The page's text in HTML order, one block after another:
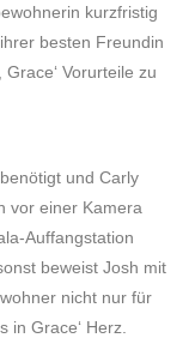
kurzfristig
besten Freundin
Vorurteile zu
und Carly
vor einer Kamera
Auffangstation
beweist Josh mit
nicht nur für
Grace‘ Herz.